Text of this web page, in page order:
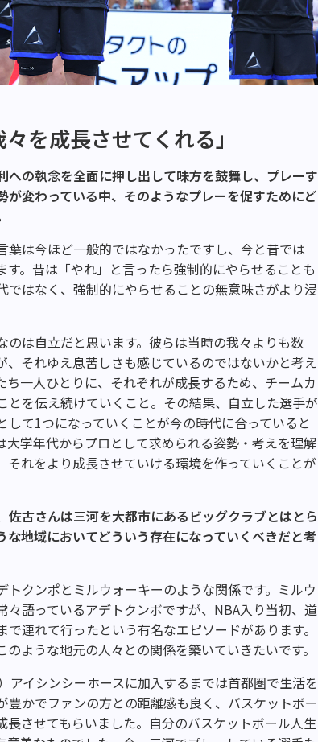
を成長させてくれる」
への執念を全面に押し出して味方を鼓舞し、プレーす
変わっている中、そのようなプレーを促すためにど
は今ほど一般的ではなかったですし、今と昔では
す。昔は「やれ」と言ったら強制的にやらせることも
はなく、強制的にやらせることの無意味さがより浸
は自立だと思います。彼らは当時の我々よりも数
それゆえ息苦しさも感じているのではないかと考え
一人ひとりに、それぞれが成長するため、チームカ
とを伝え続けていくこと。その結果、自立した選手が
して1つになっていくことが今の時代に合っていると
学年代からプロとして求められる姿勢・考えを理解
それをより成長させていける環境を作っていくことが
佐古さんは三河を大都市にあるビッグクラブとはとら
地域においてどういう存在になっていくべきだと考
クンポとミルウォーキーのような関係です。ミルウ
語っているアデトクンボですが、 NBA入り当初、道
連れて行ったという有名なエピソードがあります。
ような地元の人々との関係を築いていきたいです。
アイシンシーホースに加入するまでは首都圏で生活を
豊かでファンの方との距離感も良く、バスケットボー
させてもらいました。自分のバスケットボール人生